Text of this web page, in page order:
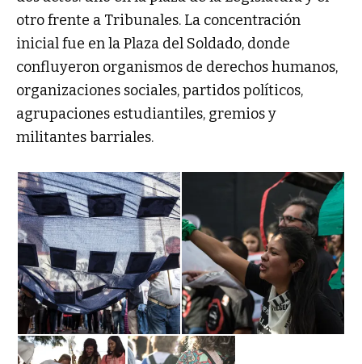
otro frente a Tribunales. La concentración
inicial fue en la Plaza del Soldado, donde
confluyeron organismos de derechos humanos,
organizaciones sociales, partidos políticos,
agrupaciones estudiantiles, gremios y
militantes barriales.